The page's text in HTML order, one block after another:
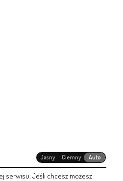
Jasny Ciemny Auto
serwisu. Jeśli chcesz możesz